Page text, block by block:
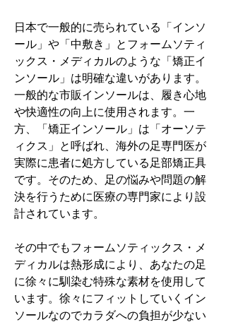
日本で一般的に売られている「インソ
ール」や「中敷き」とフォームソティ
ックス・メディカルのような「矯正イ
ンソール」は明確な違いがあります。
一般的な市販インソールは、履き心地
や快適性の向上に使用されます。一
方、「矯正インソール」は「オーソテ
ィクス」と呼ばれ、海外の足専門医が
実際に患者に処方している足部矯正具
です。そのため、足の悩みや問題の解
決を行うために医療の専門家により設
計されています。
その中でもフォームソティックス・メ
ディカルは熱形成により、あなたの足
に徐々に馴染む特殊な素材を使用して
います。徐々にフィットしていくイン
ソールなのでカラダへの負担が少ない